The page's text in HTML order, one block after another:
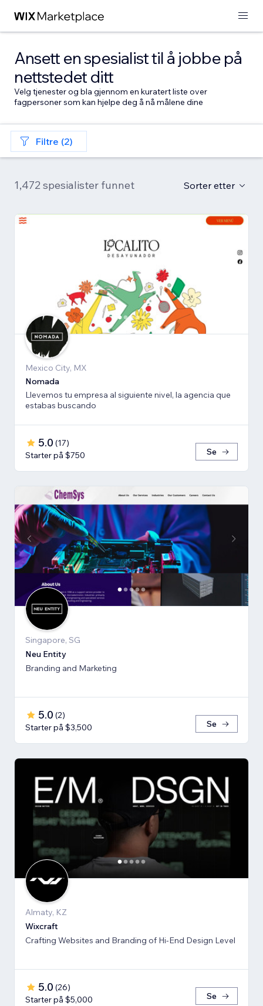
Ansett en spesialist til å jobbe på
nettstedet ditt
Velg tjenester og bla gjennom en kuratert liste over
fagpersoner som kan hjelpe deg å nå målene dine
Filtre (2)
1,472 spesialister funnet Sorter etter
Mexico City, MX
Nomada
Llevemos tu empresa al siguiente nivel, la agencia que
estabas buscando
5.0 (17)
Starter på $750
Se
Singapore, SG
Neu Entity
Branding and Marketing
5.0 (2)
Starter på $3,500
Se
Almaty, KZ
Wixcraft
Crafting Websites and Branding of Hi-End Design Level
5.0 (26)
Starter på $5,000
Se